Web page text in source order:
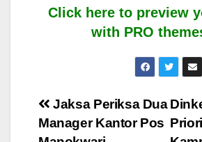
Click here to preview
with PRO
Post
Jaksa Periksa Dua
Manager Kantor Pos